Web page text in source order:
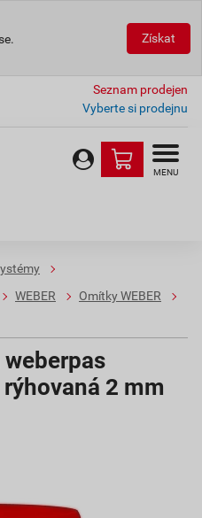
Získat
Seznam prodejen
Vyberte si prodejnu
MENU
WEBER
Omítky WEBER
2 mm